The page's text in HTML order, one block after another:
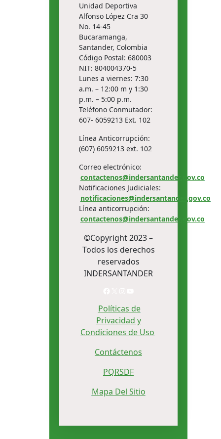
Unidad Deportiva
Alfonso López Cra 30
No. 14-45
Bucaramanga,
Santander, Colombia
Código Postal: 680003
NIT: 804004370-5
Lunes a viernes: 7:30
a.m. – 12:00 m y 1:30
p.m. – 5:00 p.m.
Teléfono Conmutador:
607- 6059213 Ext. 102
Línea Anticorrupción:
(607) 6059213 ext. 102
Correo electrónico:
contactenos@indersantander.gov.co
Notificaciones Judiciales:
notificaciones@indersantander.gov.co
Línea anticorrupción:
contactenos@indersantander.gov.co
©Copyright 2023 –
Todos los derechos
reservados
INDERSANTANDER
Políticas de
Privacidad y
Condiciones de Uso
Contáctenos
PQRSDF
Mapa Del Sitio